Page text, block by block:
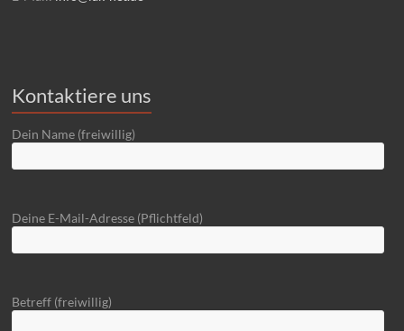
Kontaktiere uns
Dein Name (freiwillig)
Deine E-Mail-Adresse (Pflichtfeld)
Betreff (freiwillig)